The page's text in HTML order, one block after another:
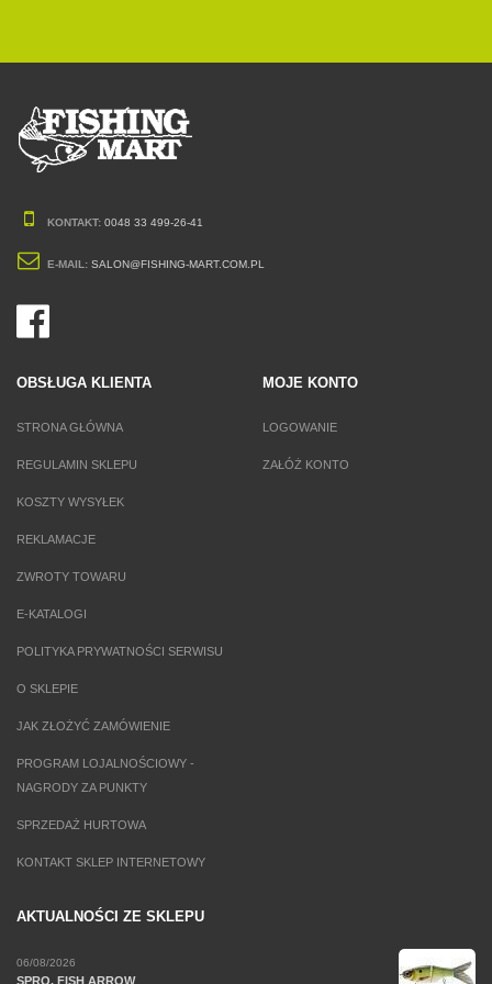
KONTAKT: 0048 33 499-26-41
E-MAIL: SALON@FISHING-MART.COM.PL
OBSŁUGA KLIENTA
STRONA GŁÓWNA
REGULAMIN SKLEPU
KOSZTY WYSYŁEK
REKLAMACJE
ZWROTY TOWARU
E-KATALOGI
POLITYKA PRYWATNOŚCI SERWISU
O SKLEPIE
JAK ZŁOŻYĆ ZAMÓWIENIE
PROGRAM LOJALNOŚCIOWY -
NAGRODY ZA PUNKTY
SPRZEDAŻ HURTOWA
KONTAKT SKLEP INTERNETOWY
MOJE KONTO
LOGOWANIE
ZAŁÓŻ KONTO
AKTUALNOŚCI ZE SKLEPU
06/08/2026
SPRO, FISH ARROW